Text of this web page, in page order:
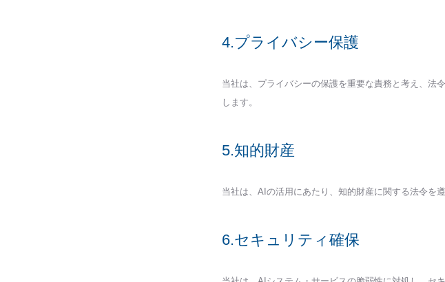
4.プライバシー保護
当社は、プライバシーの保護を重要な責務と考え、法
します。
5.知的財産
当社は、AIの活用にあたり、知的財産に関する法令を
6.セキュリティ確保